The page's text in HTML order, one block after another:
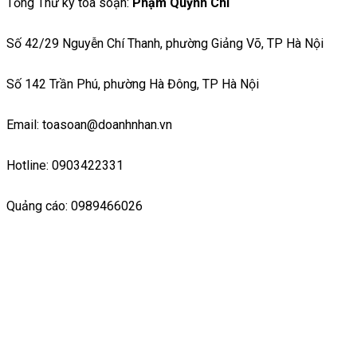
Số 42/29 Nguyễn Chí Thanh, phường Giảng Võ, TP Hà Nội
Số 142 Trần Phú, phường Hà Đông, TP Hà Nội
Email: toasoan@doanhnhan.vn
Hotline: 0903422331
Quảng cáo: 0989466026